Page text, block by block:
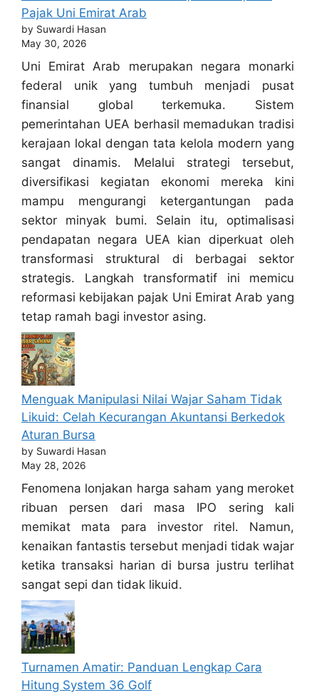
Pajak Uni Emirat Arab
by Suwardi Hasan
May 30, 2026
Uni Emirat Arab merupakan negara monarki
federal unik yang tumbuh menjadi pusat
finansial global terkemuka. Sistem
pemerintahan UEA berhasil memadukan tradisi
kerajaan lokal dengan tata kelola modern yang
sangat dinamis. Melalui strategi tersebut,
diversifikasi kegiatan ekonomi mereka kini
mampu mengurangi ketergantungan pada
sektor minyak bumi. Selain itu, optimalisasi
pendapatan negara UEA kian diperkuat oleh
transformasi struktural di berbagai sektor
strategis. Langkah transformatif ini memicu
reformasi kebijakan pajak Uni Emirat Arab yang
tetap ramah bagi investor asing.
Menguak Manipulasi Nilai Wajar Saham Tidak
Likuid: Celah Kecurangan Akuntansi Berkedok
Aturan Bursa
by Suwardi Hasan
May 28, 2026
Fenomena lonjakan harga saham yang meroket
ribuan persen dari masa IPO sering kali
memikat mata para investor ritel. Namun,
kenaikan fantastis tersebut menjadi tidak wajar
ketika transaksi harian di bursa justru terlihat
sangat sepi dan tidak likuid.
Turnamen Amatir: Panduan Lengkap Cara
Hitung System 36 Golf